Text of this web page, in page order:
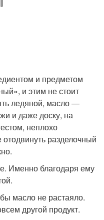
и предметом
и этим не стоит
ледяной, масло —
и даже доску, на
неплохо
разделочный
Именно благодаря ему
масло не растаяло.
другой продукт.